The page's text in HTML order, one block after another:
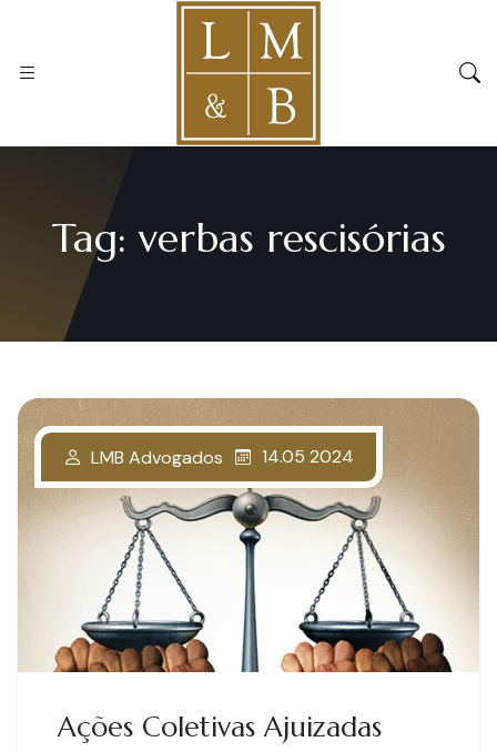
Tag:verbas rescisórias
Ações Coletivas Ajuizadas
LMB Advogados 14.05 2024